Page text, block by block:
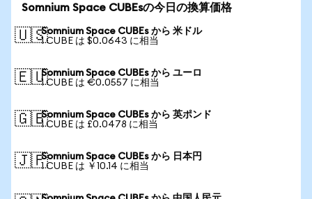
Somnium Space CUBEsの今日の換算価格
🇺🇸Somnium Space CUBEs から 米ドル
1 CUBE は $0.0643 に相当
🇪🇺Somnium Space CUBEs から ユーロ
1 CUBE は €0.0557 に相当
🇬🇧Somnium Space CUBEs から 英ポンド
1 CUBE は £0.0478 に相当
🇯🇵Somnium Space CUBEs から 日本円
1 CUBE は ￥10.14 に相当